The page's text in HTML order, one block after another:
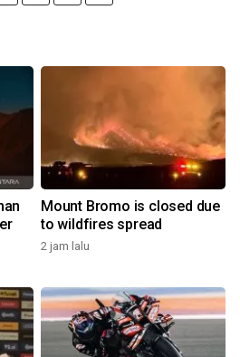
Mount Bromo is closed due
to wildfires spread
2 jam lalu